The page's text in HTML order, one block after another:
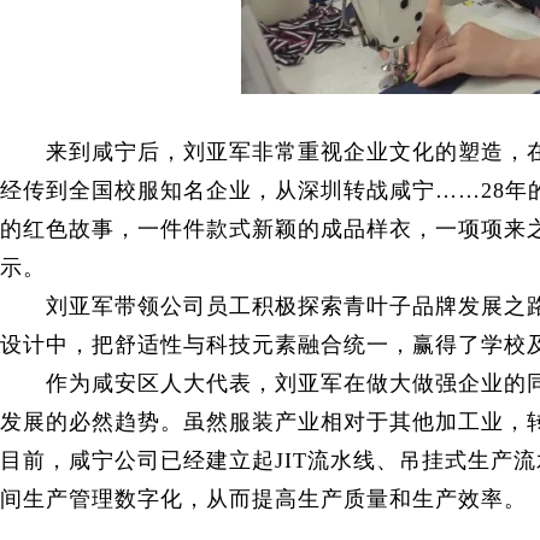
来到咸宁后，刘亚军非常重视企业文化的塑造
经传到全国校服知名企业，从深圳转战咸宁……28年
的红色故事，一件件款式新颖的成品样衣，一项项
示。
刘亚军带领公司员工积极探索青叶子品牌发展
设计中，把舒适性与科技元素融合统一，赢得了学校
作为咸安区人大代表，刘亚军在做大做强企业
发展的必然趋势。虽然服装产业相对于其他加工业
目前，咸宁公司已经建立起JIT流水线、吊挂式生产
间生产管理数字化，从而提高生产质量和生产效率。